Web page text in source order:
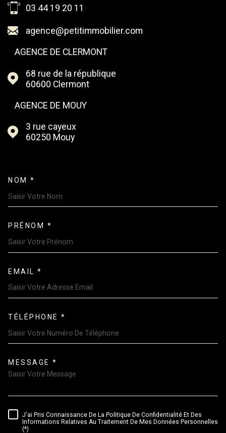
03 44 19 20 11
agence@petitimmobilier.com
AGENCE DE CLERMONT
68 rue de la république
60600
Clermont
AGENCE DE MOUY
3 rue cayeux
60250
Mouy
NOM *
PRÉNOM *
EMAIL *
TÉLÉPHONE *
MESSAGE *
RÈGLEMENTATION
J'ai Pris Connaissance De La Politique De Confidentialité Et Des
Informations Relatives Au Traitement De Mes Données Personnelles
(*)